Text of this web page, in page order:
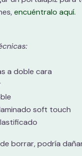
encuéntralo aquí.
a doble cara
soft touch
borrar, podría